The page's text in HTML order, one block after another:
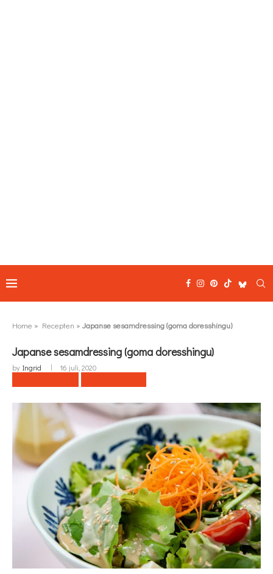
Home » Recepten » Japanse sesamdressing (goma doresshingu)
Japanse sesamdressing (goma doresshingu)
by Ingrid 16 juli, 2020